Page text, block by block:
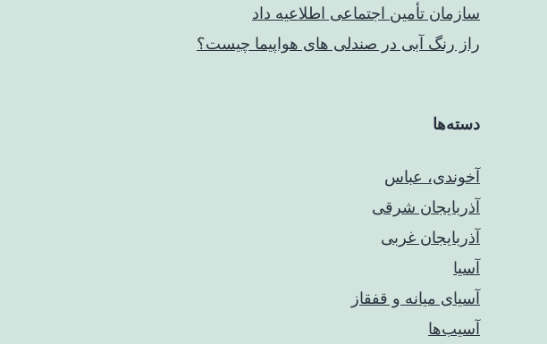
سازمان تأمین اجتماعی اطلاعیه داد
راز رنگ آبی در صندلی های هواپیما چیست؟
دسته‌ها
آخوندی، عباس
آذربایجان شرقی
آذربایجان غربی
آسیا
آسیای میانه و قفقاز
آسیب‌ها